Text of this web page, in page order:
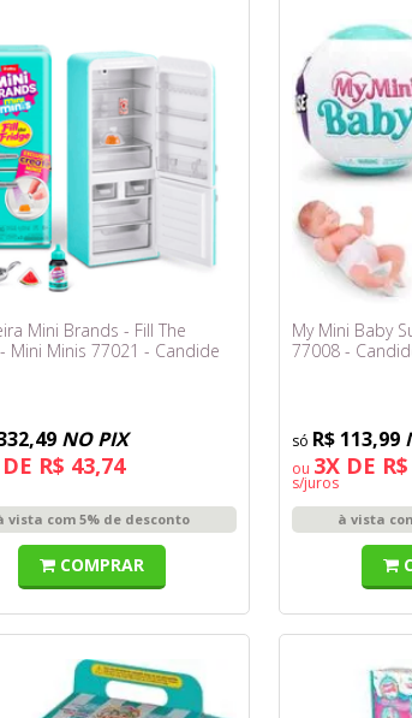
Mini Brands - Fill The
Mini Minis 77021 - Candide
NO PIX
R$ 43,74
vista com 5% de desconto
COMPRAR
My Mini Baby
77008 -
R$ 113,99
ou 3X DE
s/juros
à vista